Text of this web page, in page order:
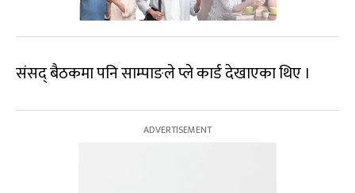
संसद् बैठकमा पनि साम्पाङले प्ले कार्ड देखाएका थिए ।